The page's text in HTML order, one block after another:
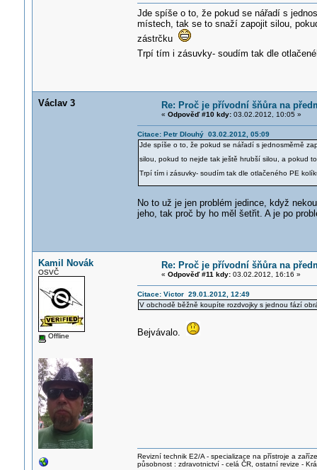
Jde spíše o to, že pokud se nářadí s
místech, tak se to snaží zapojit silou,
zástrčku
Trpí tím i zásuvky- soudím tak dle
Václav 3 Re: Proč je přívodní šňůra na
« Odpověď #10 kdy:03.02.2012, 10:05 »
Citace: Petr Dlouhý 03.02.2012, 05:09
Jde spíše o to, že pokud se nářadí s jednosměrně
silou, pokud to nejde tak ještě hrubší silou, a pokud
Trpí tím i zásuvky- soudím tak dle otlačeného PE
No to už je jen problém jedince, když
jeho, tak proč by ho měl šetřit. A je po
Kamil Novák
OSVČ
Offline
Re: Proč je přívodní šňůra na
« Odpověď #11 kdy:03.02.2012, 16:16 »
Citace: Victor 29.01.2012, 12:49
V obchodě běžně koupíte rozdvojky s jednou fází
Bejvávalo.
Revizní technik E2/A - specializace na přístroje a
působnost : zdravotnictví - celá ČR, ostatní revize -